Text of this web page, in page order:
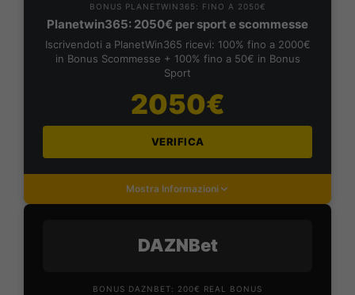
BONUS PLANETWIN365: FINO A 2050€
Planetwin365: 2050€ per sport e scommesse
Iscrivendoti a PlanetWin365 ricevi: 100% fino a 2000€
in Bonus Scommesse + 100% fino a 50€ in Bonus
Sport
2050€
VERIFICA
Mostra Informazioni
DAZNBet
BONUS DAZNBET: 200€ REAL BONUS